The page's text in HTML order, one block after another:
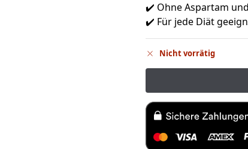
✔️ Ohne Aspartam
✔️ Für jede Diät
Nicht vorrätig